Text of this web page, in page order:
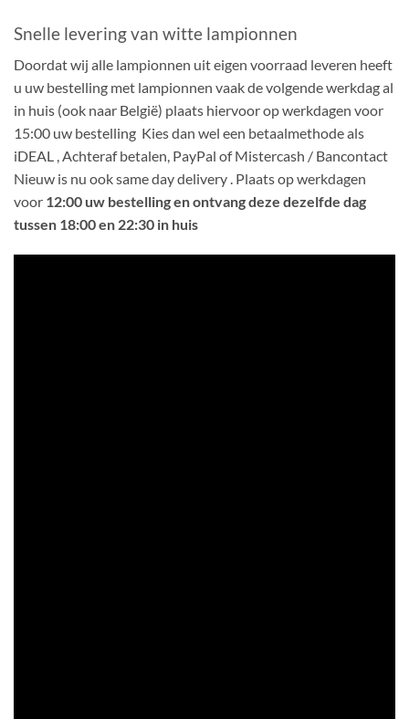
Snelle levering van witte lampionnen
Doordat wij alle lampionnen uit eigen voorraad leveren heeft
u uw bestelling met lampionnen vaak de volgende werkdag al
in huis (ook naar België) plaats hiervoor op werkdagen voor
15:00 uw bestelling Kies dan wel een betaalmethode als
iDEAL , Achteraf betalen, PayPal of Mistercash / Bancontact
Nieuw is nu ook same day delivery . Plaats op werkdagen
voor 12:00 uw bestelling en ontvang deze dezelfde dag
tussen 18:00 en 22:30 in huis